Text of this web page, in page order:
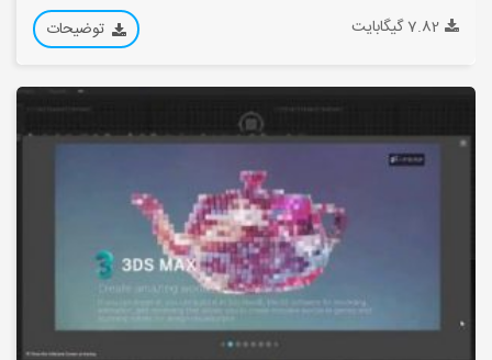
7.82 گیگابایت توضیحات